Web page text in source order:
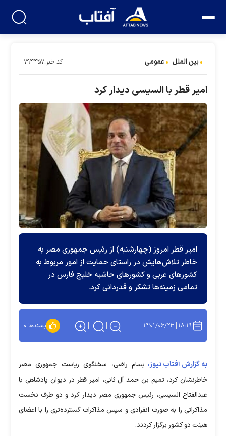
بین الملل عمومی کد خبر:۷۹۴۴۵۷
امیر قطر با السیسی دیدار کرد
امیر قطر امروز (چهارشنبه) از رئیس جمهوری مصر به
خاطر تلاش‌هایش در راستای حمایت از امور مربوط به
کشور‌های عربی و کشور‌های حاشیه خلیج فارس در
تمامی زمینه‌ها تشکر و قدردانی کرد.
۱۸:۱۹ ۱۴۰۱/۰۶/۲۳ پسندها:۰
به گزارش آفتاب نیوز، بسام راضی، سخنگوی ریاست جمهوری مصر
خاطرنشان کرد، تمیم بن حمد آل ثانی، امیر قطر در دیوان پادشاهی با
عبدالفتاح السیسی، رئیس جمهوری مصر دیدار کرد و دو طرف نخست
مذاکراتی را به صورت انفرادی و سپس مذاکرات گسترده‌تری را با اعضای
هیئت دو کشور برگزار کردند.